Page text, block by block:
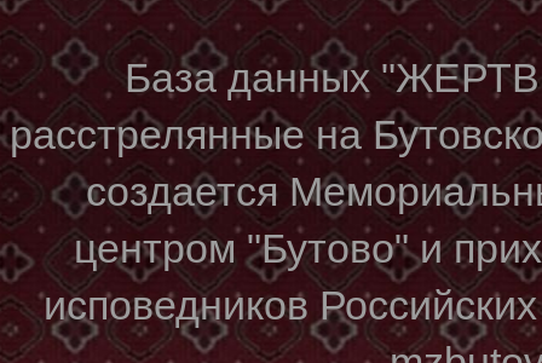
База данных
расстрелянные на
создается
центром "Бутово" и
исповедников